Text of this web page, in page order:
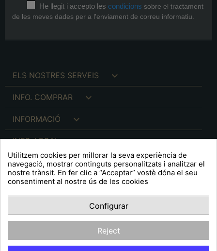
He llegit i accepto les condicions sobre el tractament
de les meves dades per a l'enviament de correu informatiu.
ELS NOSTRES SERVEIS 
INFO. COMPRAR 
INFORMACIÓ 
INFO. LEGAL 
A R T S F I T É
FacebookYouTubePinterest
OPINIONS CLIENTS
Utilitzem cookies per millorar la seva experiència de
navegació, mostrar continguts personalitzats i analitzar el
nostre trànsit. En fer clic a “Acceptar” vostè dóna el seu
consentiment al nostre ús de les cookies
Configurar
Reject